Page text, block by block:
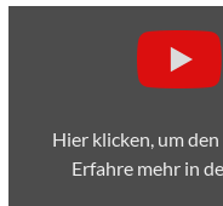
Dimicator
Hamburg“
Hier klicken, um
Erfahre mehr in